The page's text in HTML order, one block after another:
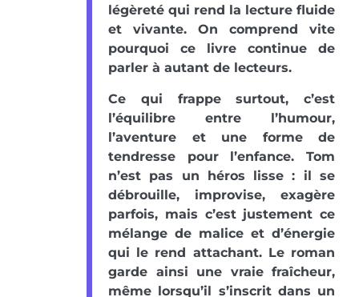
légèreté qui rend la lecture fluide
et vivante. On comprend vite
pourquoi ce livre continue de
parler à autant de lecteurs.
Ce qui frappe surtout, c’est
l’équilibre entre l’humour,
l’aventure et une forme de
tendresse pour l’enfance. Tom
n’est pas un héros lisse : il se
débrouille, improvise, exagère
parfois, mais c’est justement ce
mélange de malice et d’énergie
qui le rend attachant. Le roman
garde ainsi une vraie fraîcheur,
même lorsqu’il s’inscrit dans un